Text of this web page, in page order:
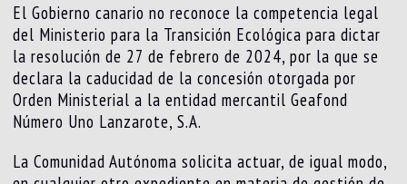
El Gobierno canario no reconoce la competencia legal
del Ministerio para la Transición Ecológica para dictar
la resolución de 27 de febrero de 2024, por la que se
declara la caducidad de la concesión otorgada por
Orden Ministerial a la entidad mercantil Geafond
Número Uno Lanzarote, S.A.
La Comunidad Autónoma solicita actuar, de igual modo,